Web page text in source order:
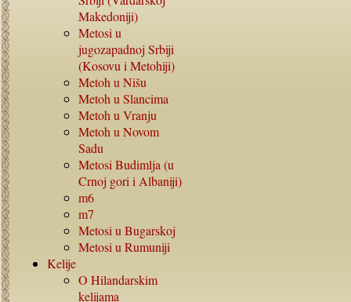
Makedoniji)
Metosi u
jugozapadnoj Srbiji
(Kosovu i Metohiji)
Metoh u Nišu
Metoh u Slancima
Metoh u Vranju
Metoh u Novom
Sadu
Metosi Budimlja (u
Crnoj gori i Albaniji)
m6
m7
Metosi u Bugarskoj
Metosi u Rumuniji
Kelije
O Hilandarskim
kelijama